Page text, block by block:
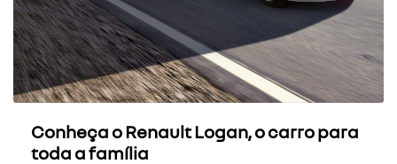
Conheça o Renault Logan, o carro para
toda a família